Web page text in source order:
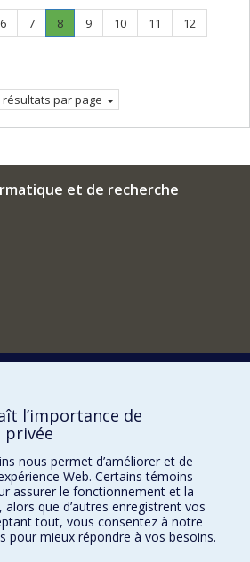
Page
6 Page
7 Page
8.
Page
Page
9 Page
10 Page
11 Page
12
résultats par page
et de recherche
SCIENCES
l’importance de
privée
nous permet d’améliorer et de
Web. Certains témoins
assurer le fonctionnement et la
alors que d’autres enregistrent vos
tout, vous consentez à notre
pour mieux répondre à vos besoins.